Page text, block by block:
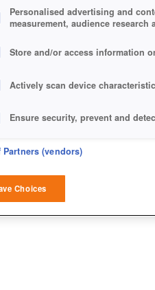
Personalised advertising and
measurement, audience research
Store and/or access information
Actively scan device
Ensure security, prevent and
Deliver and present advertising
Match and combine data from
Link different devices
(vendors)
Choices